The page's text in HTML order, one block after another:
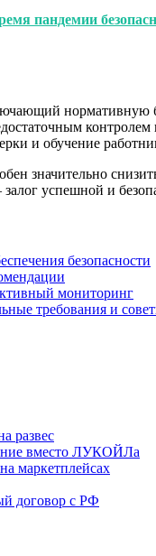
пандемии
нормативную
и обучение
значительно
успешной и
безопасности
мониторинг
требования и
развес
вместо ЛУКОЙЛа
маркетплейсах
договор с РФ